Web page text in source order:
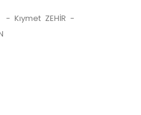
- Kıymet ZEHİR -